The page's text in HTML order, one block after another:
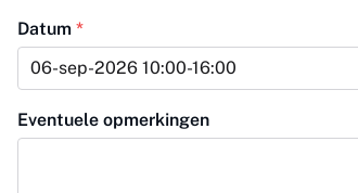
Datum *
Eventuele opmerkingen